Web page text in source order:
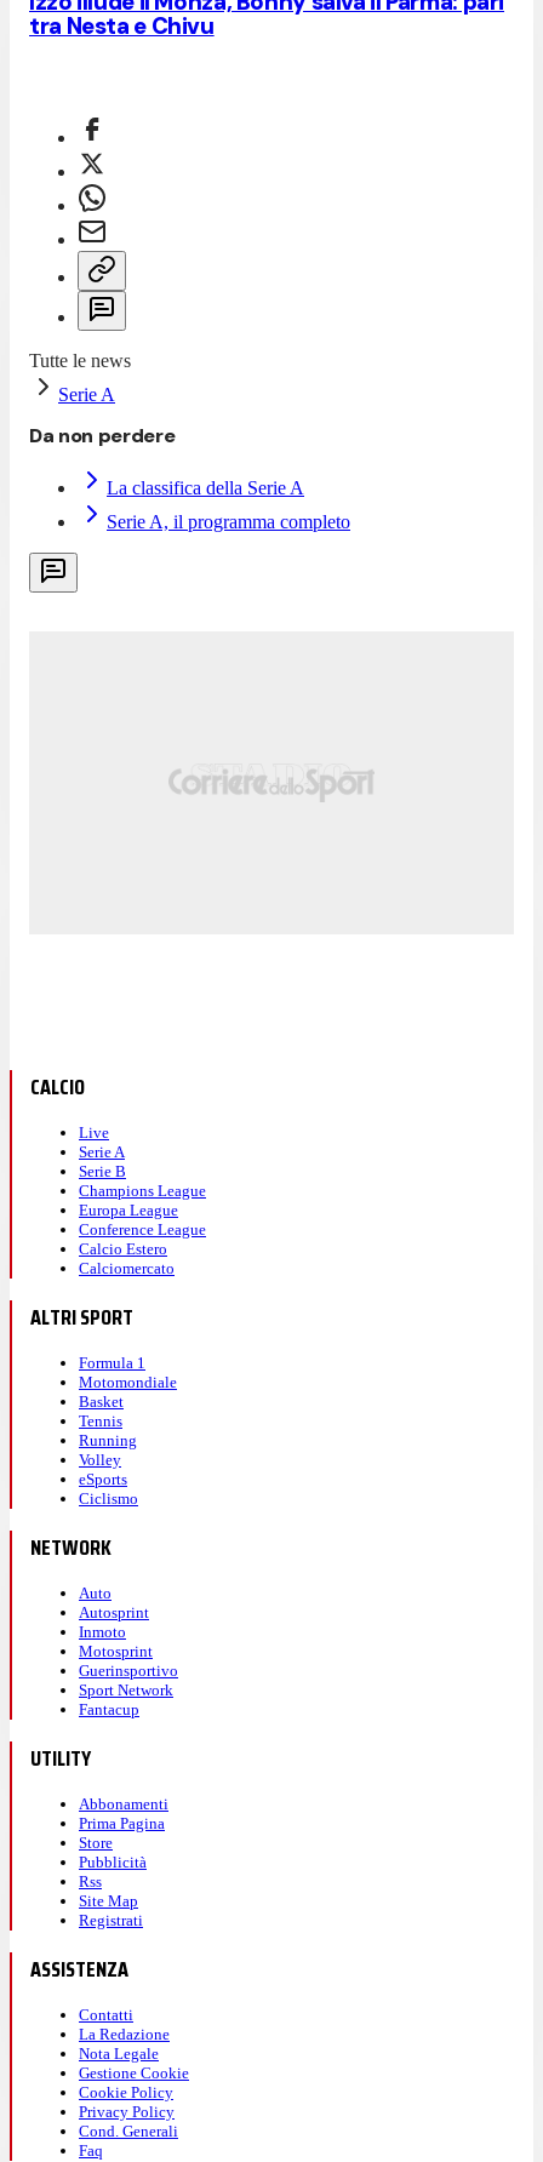
tra Nesta e Chivu
Tutte le news
Serie A
Da non perdere
La classifica della Serie A
Serie A, il programma completo
CALCIO
Live
Serie A
Serie B
Champions League
Europa League
Conference League
Calcio Estero
Calciomercato
ALTRI SPORT
Formula 1
Motomondiale
Basket
Tennis
Running
Volley
eSports
Ciclismo
NETWORK
Auto
Autosprint
Inmoto
Motosprint
Guerinsportivo
Sport Network
Fantacup
UTILITY
Abbonamenti
Prima Pagina
Store
Pubblicità
Rss
Site Map
Registrati
ASSISTENZA
Contatti
La Redazione
Nota Legale
Gestione Cookie
Cookie Policy
Privacy Policy
Cond. Generali
Faq